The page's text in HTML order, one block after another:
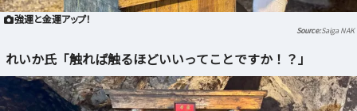
強運と金運アップ！
Saiga NAK
れいか氏「触れば触るほどいいってことですか！？」